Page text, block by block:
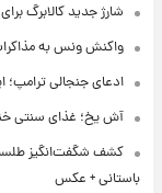
شارژ جدید کالابرگ
واکنش ونس به
ادعای جنجالی ترامپ؛
آش یخ؛ غذای سنتی
کشف شگفت‌انگیز
باستانی + عکس